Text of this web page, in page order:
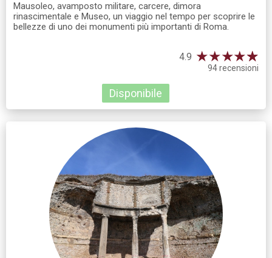
Mausoleo, avamposto militare, carcere, dimora
rinascimentale e Museo, un viaggio nel tempo per scoprire le
bellezze di uno dei monumenti più importanti di Roma.
4.9 ★★★★☆
★
94 recensioni
Disponibile